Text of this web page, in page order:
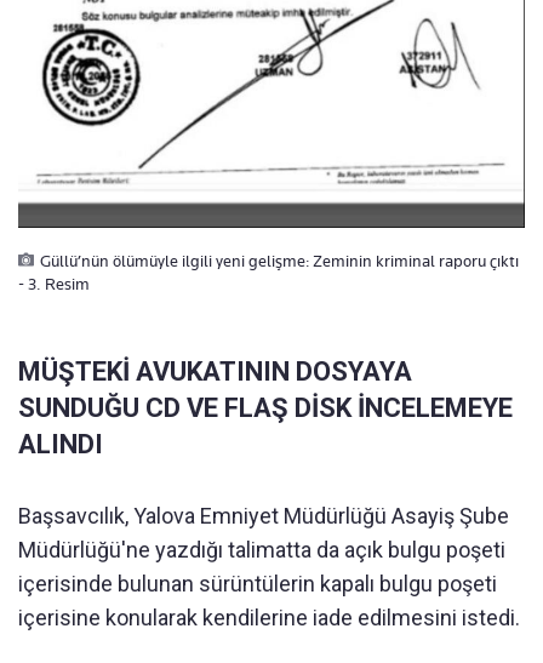
Güllü’nün ölümüyle ilgili yeni gelişme: Zeminin kriminal raporu çıktı
- 3. Resim
MÜŞTEKİ AVUKATININ DOSYAYA
SUNDUĞU CD VE FLAŞ DİSK İNCELEMEYE
ALINDI
Başsavcılık, Yalova Emniyet Müdürlüğü Asayiş Şube
Müdürlüğü'ne yazdığı talimatta da açık bulgu poşeti
içerisinde bulunan sürüntülerin kapalı bulgu poşeti
içerisine konularak kendilerine iade edilmesini istedi.